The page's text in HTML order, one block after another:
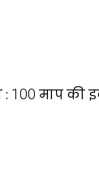
: 100 माप की